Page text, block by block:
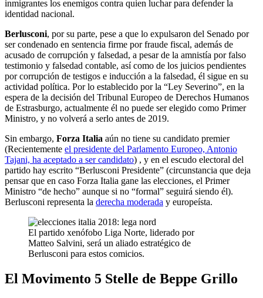
inmigrantes los enemigos contra quien luchar para defender la
identidad nacional.
Berlusconi, por su parte, pese a que lo expulsaron del Senado por
ser condenado en sentencia firme por fraude fiscal, además de
acusado de corrupción y falsedad, a pesar de la amnistía por falso
testimonio y falsedad contable, así como de los juicios pendientes
por corrupción de testigos e inducción a la falsedad, él sigue en su
actividad política. Por lo establecido por la “Ley Severino”, en la
espera de la decisión del Tribunal Europeo de Derechos Humanos
de Estrasburgo, actualmente él no puede ser elegido como Primer
Ministro, y no volverá a serlo antes de 2019.
Sin embargo, Forza Italia aún no tiene su candidato premier
(Recientemente el presidente del Parlamento Europeo, Antonio
Tajani, ha aceptado a ser candidato) , y en el escudo electoral del
partido hay escrito “Berlusconi Presidente” (circunstancia que deja
pensar que en caso Forza Italia gane las elecciones, el Primer
Ministro “de hecho” aunque si no “formal” seguirá siendo él).
Berlusconi representa la derecha moderada y europeísta.
El partido xenófobo Liga Norte, liderado por
Matteo Salvini, será un aliado estratégico de
Berlusconi para estos comicios.
El Movimento 5 Stelle de Beppe Grillo